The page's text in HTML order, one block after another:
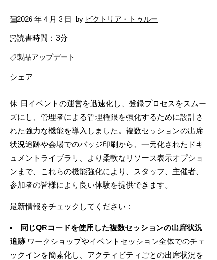
2026 年 4 月 3 日 by ビクトリア・トゥルー
読書時間：3分
製品アップデート
シェア
休日イベントの運営を迅速化し、登録プロセスをスムー
ズにし、管理者による管理権限を強化するために設計さ
れた強力な機能を導入しました。複数セッションの出席
状況追跡や会場でのバッジ印刷から、一元化されたドキ
ュメントライブラリ、より柔軟なリソース表示オプショ
ンまで、これらの機能強化により、スタッフ、主催者、
参加者の皆様により良い体験を提供できます。
最新情報をチェックしてください：
同じQRコードを使用した複数セッションの出席状況
追跡 ワークショップやイベントセッション全体でのチェ
ックインを簡素化し、アクティビティごとの出席状況を